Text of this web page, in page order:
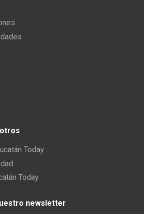
Today
Today
newsletter